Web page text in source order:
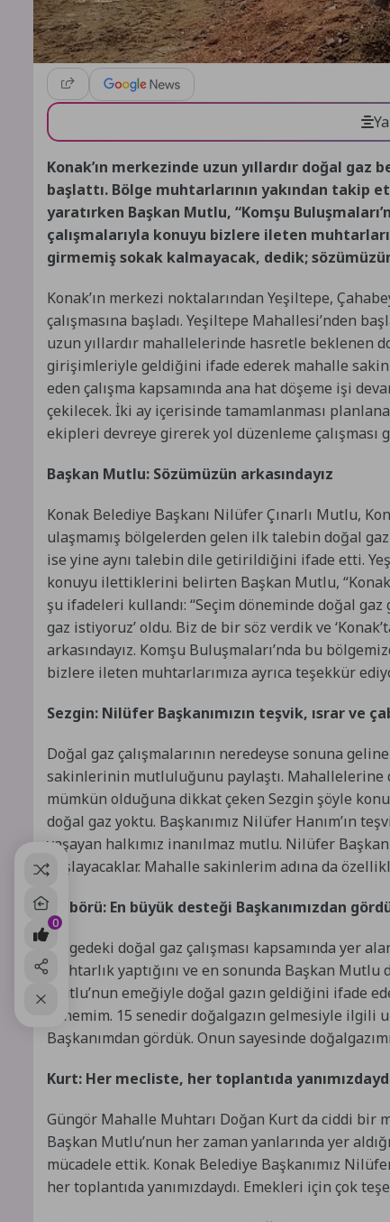
Konak’ın merkezinde uzun yıllardır doğal
başlattı. Bölge muhtarlarının yakından
yaratırken Başkan Mutlu, “Komşu
çalışmalarıyla konuyu bizlere ileten
girmemiş sokak kalmayacak, dedik;
Konak’ın merkezi noktalarından Yeşiltepe,
çalışmasına başladı. Yeşiltepe Mahallesi’nden
uzun yıllardır mahallelerinde hasretle beklenen
girişimleriyle geldiğini ifade ederek mahalle
eden çalışma kapsamında ana hat döşeme işi
çekilecek. İki ay içerisinde tamamlanması
ekipleri devreye girerek yol düzenleme çalışması
Başkan Mutlu: Sözümüzün arkasındayız
Konak Belediye Başkanı Nilüfer Çınarlı Mutlu,
ulaşmamış bölgelerden gelen ilk talebin doğal
ise yine aynı talebin dile getirildiğini ifade etti.
konuyu ilettiklerini belirten Başkan Mutlu,
şu ifadeleri kullandı: “Seçim döneminde doğal gaz
gaz istiyoruz’ oldu. Biz de bir söz verdik ve
arkasındayız. Komşu Buluşmaları’nda bu
bizlere ileten muhtarlarımıza ayrıca teşekkür
Sezgin: Nilüfer Başkanımızın teşvik, ısrar ve
Doğal gaz çalışmalarının neredeyse sonuna
sakinlerinin mutluluğunu paylaştı. Mahallelerine
mümkün olduğuna dikkat çeken Sezgin şöyle
doğal gaz yoktu. Başkanımız Nilüfer Hanım’ın
yaşayan halkımız inanılmaz mutlu. Nilüfer
başlayacaklar. Mahalle sakinlerim adına da
Çalbörü: En büyük desteği Başkanımızdan
Bölgedeki doğal gaz çalışması kapsamında yer
muhtarlık yaptığını ve en sonunda Başkan Mutlu
Mutlu’nun emeğiyle doğal gazın geldiğini ifade
dönemim. 15 senedir doğalgazın gelmesiyle
Başkanımdan gördük. Onun sayesinde
Kurt: Her mecliste, her toplantıda
Güngör Mahalle Muhtarı Doğan Kurt da ciddi bir
Başkan Mutlu’nun her zaman yanlarında yer
mücadele ettik. Konak Belediye Başkanımız
her toplantıda yanımızdaydı. Emekleri için çok
0